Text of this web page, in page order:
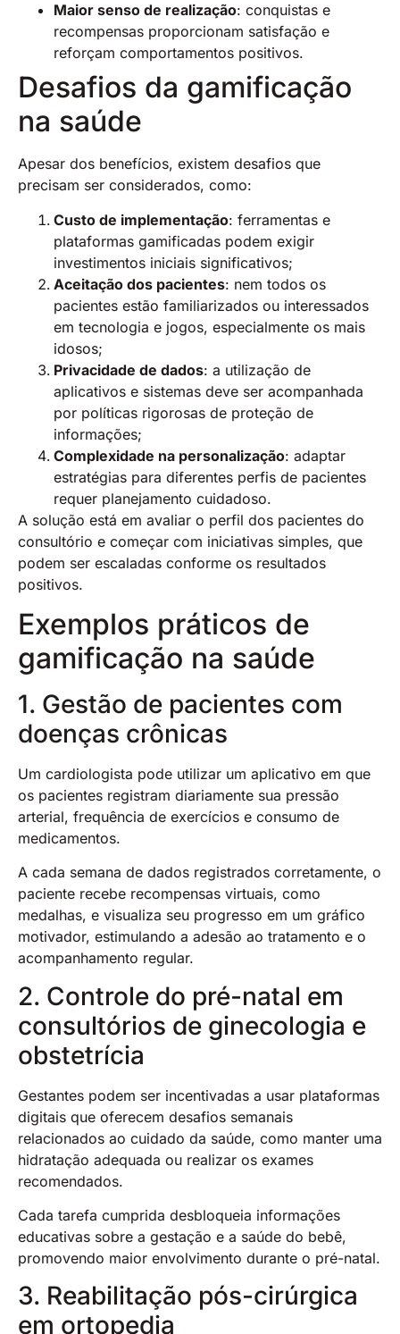
Maior senso de realização: conquistas e
recompensas proporcionam satisfação e
reforçam comportamentos positivos.
Desafios da gamificação
na saúde
Apesar dos benefícios, existem desafios que
precisam ser considerados, como:
Custo de implementação: ferramentas e
plataformas gamificadas podem exigir
investimentos iniciais significativos;
Aceitação dos pacientes: nem todos os
pacientes estão familiarizados ou interessados
em tecnologia e jogos, especialmente os mais
idosos;
Privacidade de dados: a utilização de
aplicativos e sistemas deve ser acompanhada
por políticas rigorosas de proteção de
informações;
Complexidade na personalização: adaptar
estratégias para diferentes perfis de pacientes
requer planejamento cuidadoso.
A solução está em avaliar o perfil dos pacientes do
consultório e começar com iniciativas simples, que
podem ser escaladas conforme os resultados
positivos.
Exemplos práticos de
gamificação na saúde
1. Gestão de pacientes com
doenças crônicas
Um cardiologista pode utilizar um aplicativo em que
os pacientes registram diariamente sua pressão
arterial, frequência de exercícios e consumo de
medicamentos.
A cada semana de dados registrados corretamente, o
paciente recebe recompensas virtuais, como
medalhas, e visualiza seu progresso em um gráfico
motivador, estimulando a adesão ao tratamento e o
acompanhamento regular.
2. Controle do pré-natal em
consultórios de ginecologia e
obstetrícia
Gestantes podem ser incentivadas a usar plataformas
digitais que oferecem desafios semanais
relacionados ao cuidado da saúde, como manter uma
hidratação adequada ou realizar os exames
recomendados.
Cada tarefa cumprida desbloqueia informações
educativas sobre a gestação e a saúde do bebê,
promovendo maior envolvimento durante o pré-natal.
3. Reabilitação pós-cirúrgica
em ortopedia